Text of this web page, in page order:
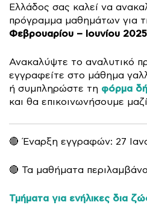
Ελλάδος σας καλεί να
πρόγραμμα μαθημάτων για
Φεβρουαρίου – Ιουνίου 2025
Ανακαλύψτε το αναλυτικό
εγγραφείτε στο μάθημα
ή συμπληρώστε τη φόρμα
και θα επικοινωνήσουμε
🔴 Έναρξη εγγραφών: 27
🔴 Τα μαθήματα
Τμήματα για ενήλικες δια